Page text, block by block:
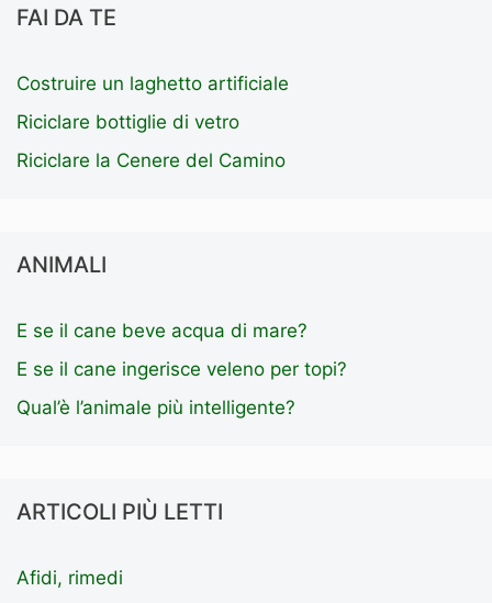
FAI DA TE
Costruire un laghetto artificiale
Riciclare bottiglie di vetro
Riciclare la Cenere del Camino
ANIMALI
E se il cane beve acqua di mare?
E se il cane ingerisce veleno per topi?
Qual’è l’animale più intelligente?
ARTICOLI PIÙ LETTI
Afidi, rimedi